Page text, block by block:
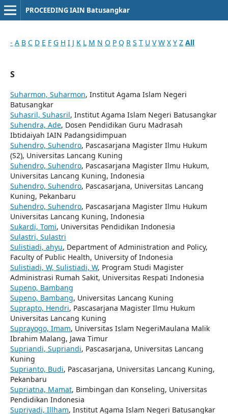
PROCEEDING IAIN Batusangkar
- A B C D E F G H I J K L M N O P Q R S T U V W X Y Z All
S
Suharmon, Suharmon, Institut Agama Islam Negeri
Batusangkar
Suhasril, Suhasril, Institut Agama Islam Negeri Batusangkar
Suhendra, Ade, Dosen Pendidikan Guru Madrasah
Ibtidaiyah IAIN Padangsidimpuan
Suhendro, Suhendro, Pascasarjana Magister Ilmu Hukum
(S2), Universitas Lancang Kuning
Suhendro, Suhendro, Pascasarjana Magister Ilmu Hukum,
Universitas Lancang Kuning, Indonesia
Suhendro, Suhendro, Pascasarjana, Universitas Lancang
Kuning, Pekanbaru
Suhendro, Suhendro, Pascasarjana Magister Ilmu Hukum
Universitas Lancang Kuning, Indonesia
Sukardi, Tomi, Universitas Pendidikan Indonesia
Sulastri, Sulastri
Sulistiadi, ahyu, Department of Administration and Policy,
Faculty of Public Health, University of Indonesia
Sulistiadi, W, Sulistiadi, W, Program Studi Magister
Administrasi Rumah Sakit, Universitas Respati Indonesia
Supeno, Bambang
Supeno, Bambang, Universitas Lancang Kuning
Suprapto, Hendri, Pascasarjana Magister Ilmu Hukum
Universitas Lancang Kuning
Suprayogo, Imam, Universitas Islam NegeriMaulana Malik
Ibrahim Malang, Jawa Timur
Supriandi, Supriandi, Pascasarjana, Universitas Lancang
Kuning
Suprianto, Budi, Pascasarjana, Universitas Lancang Kuning,
Pekanbaru
Supriatna, Mamat, Bimbingan dan Konseling, Universitas
Pendidikan Indonesia
Supriyadi, Illham, Institut Agama Islam Negeri Batusangkar